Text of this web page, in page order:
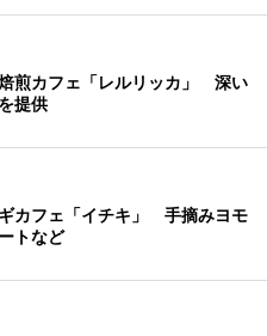
煎カフェ「レルリッカ」 深い
提供
カフェ「イチキ」 手摘みヨモ
トなど